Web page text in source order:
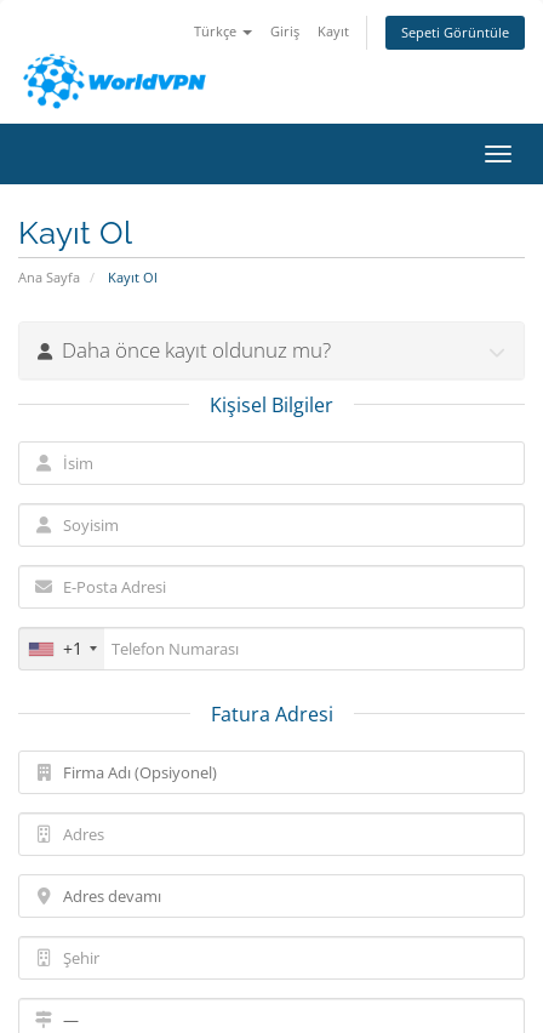
Türkçe Giriş Kayıt Sepeti Görüntüle
Kayıt Ol
Ana Sayfa Kayıt Ol
Daha önce kayıt oldunuz mu?
Kişisel Bilgiler
+1
Fatura Adresi